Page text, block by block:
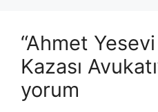
“Ahmet
Kazası
yorum